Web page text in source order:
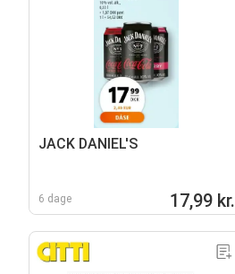
JACK DANIEL'S
6 dage 17,99 kr.